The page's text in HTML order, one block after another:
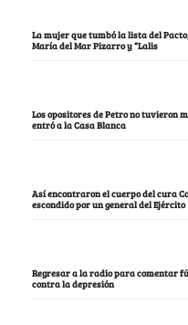
La mujer que tumbó la lista del
María del Mar Pizarro y “Lalis
Los opositores de Petro no tuvieron
entró a la Casa Blanca
Así encontraron el cuerpo del cura
escondido por un general del Ejército
Regresar a la radio para comentar
contra la depresión